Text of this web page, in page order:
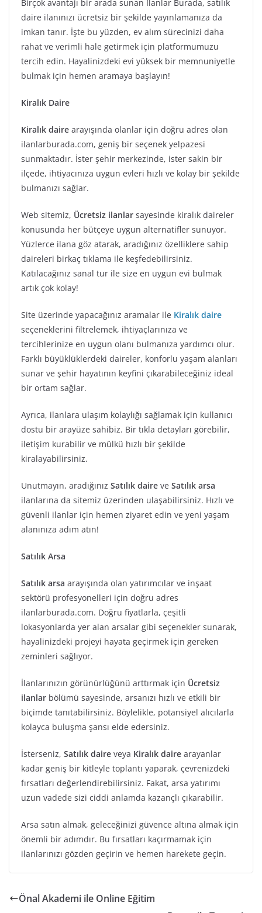
Birçok avantajı bir arada sunan İlanlar Burada, satılık
daire ilanınızı ücretsiz bir şekilde yayınlamanıza da
imkan tanır. İşte bu yüzden, ev alım sürecinizi daha
rahat ve verimli hale getirmek için platformumuzu
tercih edin. Hayalinizdeki evi yüksek bir memnuniyetle
bulmak için hemen aramaya başlayın!
Kiralık Daire
Kiralık daire arayışında olanlar için doğru adres olan
ilanlarburada.com, geniş bir seçenek yelpazesi
sunmaktadır. İster şehir merkezinde, ister sakin bir
ilçede, ihtiyacınıza uygun evleri hızlı ve kolay bir şekilde
bulmanızı sağlar.
Web sitemiz, Ücretsiz ilanlar sayesinde kiralık daireler
konusunda her bütçeye uygun alternatifler sunuyor.
Yüzlerce ilana göz atarak, aradığınız özelliklere sahip
daireleri birkaç tıklama ile keşfedebilirsiniz.
Katılacağınız sanal tur ile size en uygun evi bulmak
artık çok kolay!
Site üzerinde yapacağınız aramalar ile Kiralık daire
seçeneklerini filtrelemek, ihtiyaçlarınıza ve
tercihlerinize en uygun olanı bulmanıza yardımcı olur.
Farklı büyüklüklerdeki daireler, konforlu yaşam alanları
sunar ve şehir hayatının keyfini çıkarabileceğiniz ideal
bir ortam sağlar.
Ayrıca, ilanlara ulaşım kolaylığı sağlamak için kullanıcı
dostu bir arayüze sahibiz. Bir tıkla detayları görebilir,
iletişim kurabilir ve mülkü hızlı bir şekilde
kiralayabilirsiniz.
Unutmayın, aradığınız Satılık daire ve Satılık arsa
ilanlarına da sitemiz üzerinden ulaşabilirsiniz. Hızlı ve
güvenli ilanlar için hemen ziyaret edin ve yeni yaşam
alanınıza adım atın!
Satılık Arsa
Satılık arsa arayışında olan yatırımcılar ve inşaat
sektörü profesyonelleri için doğru adres
ilanlarburada.com. Doğru fiyatlarla, çeşitli
lokasyonlarda yer alan arsalar gibi seçenekler sunarak,
hayalinizdeki projeyi hayata geçirmek için gereken
zeminleri sağlıyor.
İlanlarınızın görünürlüğünü arttırmak için Ücretsiz
ilanlar bölümü sayesinde, arsanızı hızlı ve etkili bir
biçimde tanıtabilirsiniz. Böylelikle, potansiyel alıcılarla
kolayca buluşma şansı elde edersiniz.
İsterseniz, Satılık daire veya Kiralık daire arayanlar
kadar geniş bir kitleyle toplantı yaparak, çevrenizdeki
fırsatları değerlendirebilirsiniz. Fakat, arsa yatırımı
uzun vadede sizi ciddi anlamda kazançlı çıkarabilir.
Arsa satın almak, geleceğinizi güvence altına almak için
önemli bir adımdır. Bu fırsatları kaçırmamak için
ilanlarınızı gözden geçirin ve hemen harekete geçin.
Önal Akademi ile Online Eğitim